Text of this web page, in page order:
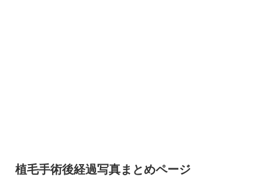
植毛手術後経過写真まとめページ